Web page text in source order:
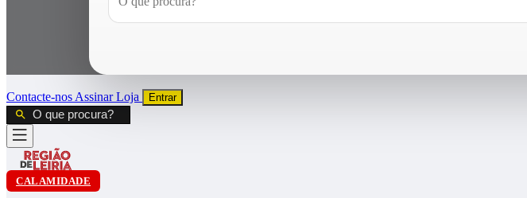
Contacte-nos AssinarLoja Entrar
CALAMIDADE